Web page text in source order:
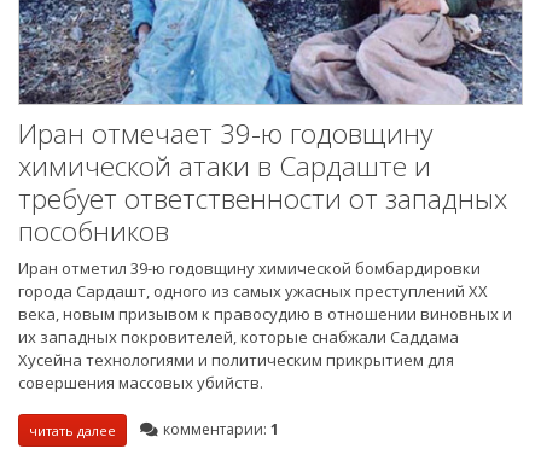
Иран отмечает 39-ю годовщину
химической атаки в Сардаште и
требует ответственности от западных
пособников
Иран отметил 39-ю годовщину химической бомбардировки
города Сардашт, одного из самых ужасных преступлений XX
века, новым призывом к правосудию в отношении виновных и
их западных покровителей, которые снабжали Саддама
Хусейна технологиями и политическим прикрытием для
совершения массовых убийств.
читать далее комментарии: 1